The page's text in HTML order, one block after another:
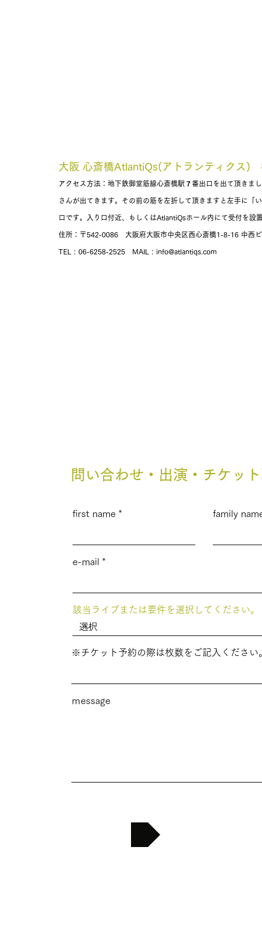
大阪 心斎橋AtlantiQs(アトランティクス)
アクセス方法：地下鉄御堂筋線心斎橋駅７番出口を出て頂きま
さんが出てきます。その前の筋を左折して頂きますと左手に「
口です。入り口付近、もしくはAtlantiQsホール内にて受付を設
住所：〒542-0086　大阪府大阪市中央区西心斎橋1-8-16 中西
TEL : 06-6258-2525　MAIL : info@atlantiqs.com
問い合わせ・出演・チケッ
first name family
e-mail
該当ライブまたは要件を選択してください。
※チケット予約の際は枚数をご記入ください
ｍessage